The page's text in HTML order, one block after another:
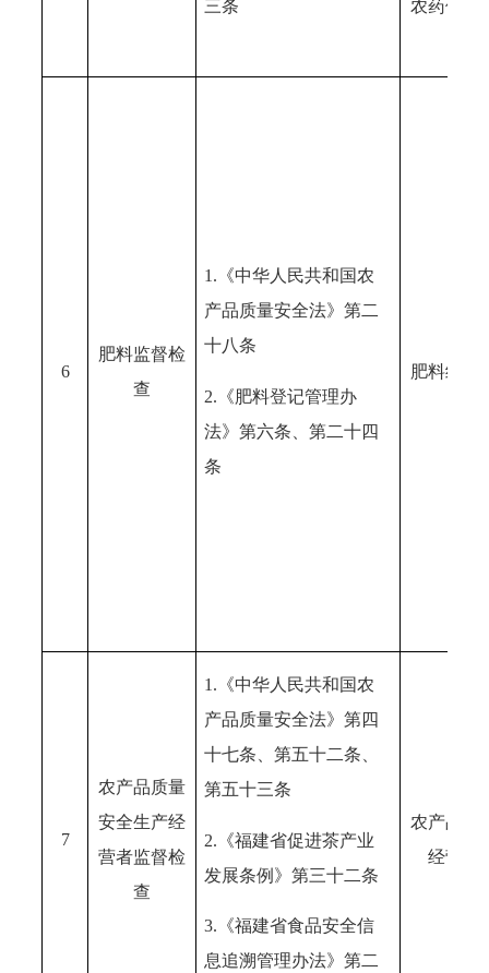
三条 农药使用
6
肥料监督检
查
1.《中华人民共和国农
产品质量安全法》第二
十八条
2.《肥料登记管理办
法》第六条、第二十四
条
肥料经营
7
农产品质量
安全生产经
营者监督检
查
1.《中华人民共和国农
产品质量安全法》第四
十七条、第五十二条、
第五十三条
2.《福建省促进茶产业
发展条例》第三十二条
3.《福建省食品安全信
息追溯管理办法》第二
农产品生
经营者